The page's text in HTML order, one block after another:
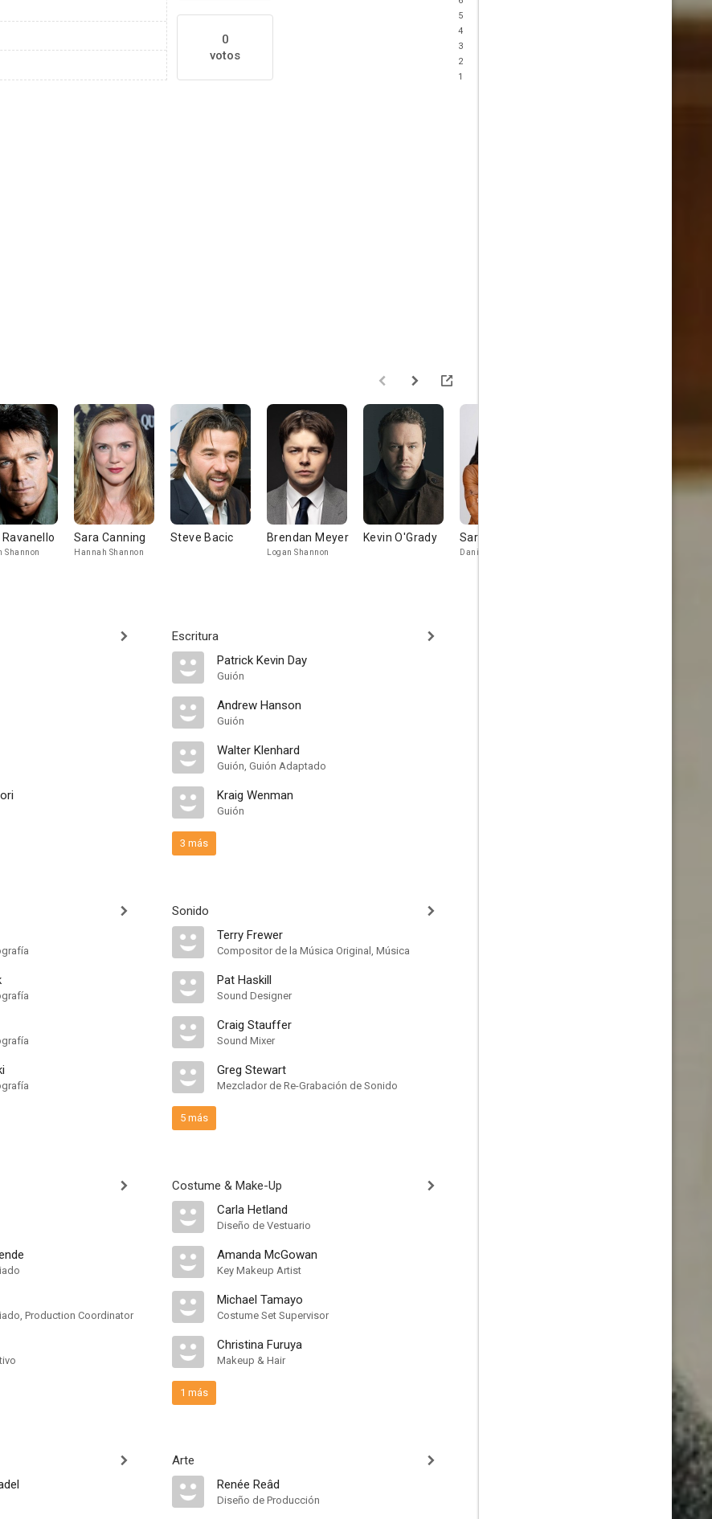
0
votos
5
4
3
2
1
Ravanello
Shannon
Sara Canning
Hannah Shannon
Steve Bacic Brendan Meyer
Logan Shannon
Kevin O'Grady Sarah Strange
Dani
Production Coordinator
Escritura
Patrick Kevin Day
Guión
Andrew Hanson
Guión
Walter Klenhard
Guión, Guión Adaptado
Kraig Wenman
Guión
3 más
Sonido
Terry Frewer
Compositor de la Música Original, Música
Pat Haskill
Sound Designer
Craig Stauffer
Sound Mixer
Greg Stewart
Mezclador de Re-Grabación de Sonido
5 más
Costume & Make-Up
Carla Hetland
Diseño de Vestuario
Amanda McGowan
Key Makeup Artist
Michael Tamayo
Costume Set Supervisor
Christina Furuya
Makeup & Hair
1 más
Arte
Renée Reâd
Diseño de Producción